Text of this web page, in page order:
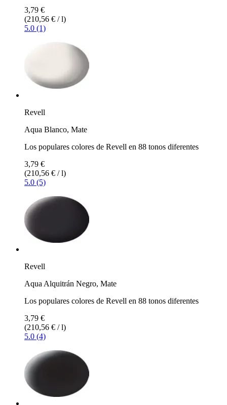
3,79 €
(210,56 € / l)
5.0 (1)
Revell
Aqua Blanco, Mate
Los populares colores de Revell en 88 tonos diferentes
3,79 €
(210,56 € / l)
5.0 (5)
Revell
Aqua Alquitrán Negro, Mate
Los populares colores de Revell en 88 tonos diferentes
3,79 €
(210,56 € / l)
5.0 (4)